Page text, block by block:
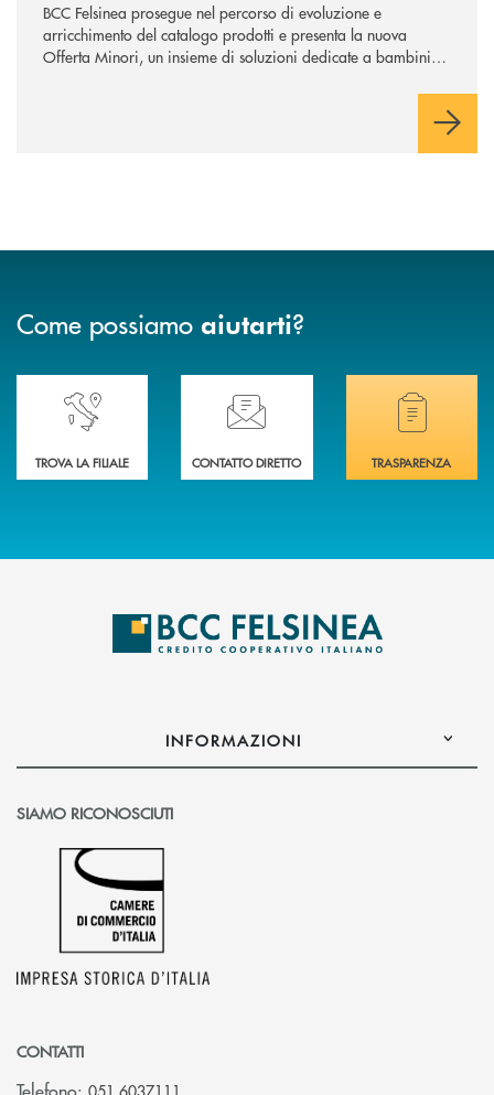
BCC Felsinea prosegue nel percorso di evoluzione e
arricchimento del catalogo prodotti e presenta la nuova
Offerta Minori, un insieme di soluzioni dedicate a bambini e
sviluppo di una relazione consapevole con il denaro, sempre
Come possiamo aiutarti?
Accedi all' elenco completo delle nostre&nbsp; filiali .
TROVA LA FILIALE
Ti serve assistenza immediata? Contattaci!
CONTATTO DIRETTO
Hai bisogno di
TRASPARENZA
INFORMAZIONI
SIAMO RICONOSCIUTI
CONTATTI
051 6037111